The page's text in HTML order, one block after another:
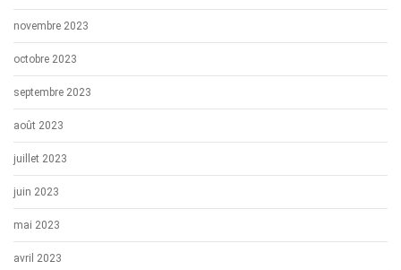
novembre 2023
octobre 2023
septembre 2023
août 2023
juillet 2023
juin 2023
mai 2023
avril 2023